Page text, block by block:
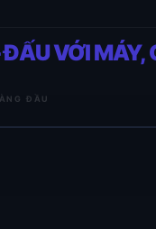
ĐẤU VỚI MÁY,
ĐẦU